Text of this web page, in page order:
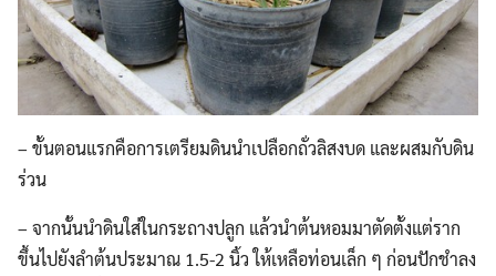
– ขั้นตอนแรกคือการเตรียมดินนำเปลือกถั่วลิสงบด และผสมกับดิน
ร่วน
– จากนั้นนำดินใส่ในกระถางปลูก แล้วนำต้นหอมมาตัดตั้งแต่ราก
ขึ้นไปยังลำต้นประมาณ 1.5-2 นิ้ว ให้เหลือท่อนเล็ก ๆ ก่อนปักชำลง